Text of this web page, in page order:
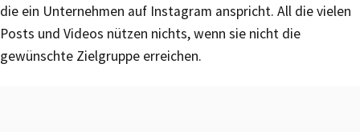
die ein Unternehmen auf Instagram anspricht. All die vielen
Posts und Videos nützen nichts, wenn sie nicht die
gewünschte Zielgruppe erreichen.